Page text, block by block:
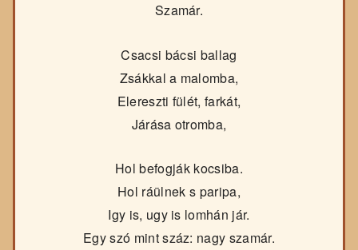
Szamár.
Csacsi bácsi ballag
Zsákkal a malomba,
Elereszti fülét, farkát,
Járása otromba,
Hol befogják kocsiba.
Hol ráülnek s paripa,
Igy is, ugy is lomhán jár.
Egy szó mint száz: nagy szamár.